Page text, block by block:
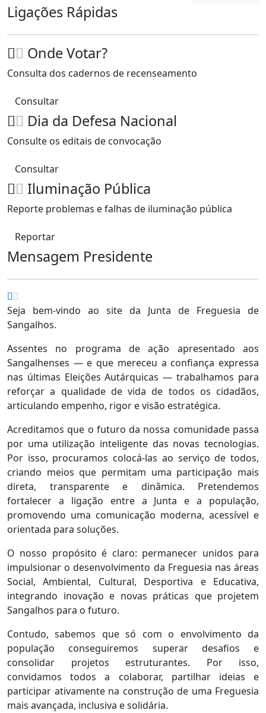
Ligações Rápidas
Onde Votar?
Consulta dos cadernos de recenseamento
Consultar
Dia da Defesa Nacional
Consulte os editais de convocação
Consultar
Iluminação Pública
Reporte problemas e falhas de iluminação pública
Reportar
Mensagem Presidente
Seja bem-vindo ao site da Junta de Freguesia de
Sangalhos.
Assentes no programa de ação apresentado aos
Sangalhenses — e que mereceu a confiança expressa
nas últimas Eleições Autárquicas — trabalhamos para
reforçar a qualidade de vida de todos os cidadãos,
articulando empenho, rigor e visão estratégica.
Acreditamos que o futuro da nossa comunidade passa
por uma utilização inteligente das novas tecnologias.
Por isso, procuramos colocá-las ao serviço de todos,
criando meios que permitam uma participação mais
direta, transparente e dinâmica. Pretendemos
fortalecer a ligação entre a Junta e a população,
promovendo uma comunicação moderna, acessível e
orientada para soluções.
O nosso propósito é claro: permanecer unidos para
impulsionar o desenvolvimento da Freguesia nas áreas
Social, Ambiental, Cultural, Desportiva e Educativa,
integrando inovação e novas práticas que projetem
Sangalhos para o futuro.
Contudo, sabemos que só com o envolvimento da
população conseguiremos superar desafios e
consolidar projetos estruturantes. Por isso,
convidamos todos a colaborar, partilhar ideias e
participar ativamente na construção de uma Freguesia
mais avançada, inclusiva e solidária.